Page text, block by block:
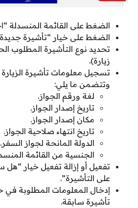
الضغط على القائمة المنسدلة
الضغط على خيار “تأشيرة
تحديد نوع التأشيرة المطلوب
زيارة).
تسجيل معلومات تأشيرة
وتتضمن ما يلي:
لغة ورقم الجواز.
تاريخ إصدار الجواز.
مكان إصدار الجواز.
تاريخ انتهاء صلاحية الجواز.
الدولة المانحة لجواز السفر.
الجنسية من القائمة
تفعيل أو إزالة تفعيل خيار
على التأشيرة”.
إدخال المعلومات المطلوبة
تأشيرة سابقة.